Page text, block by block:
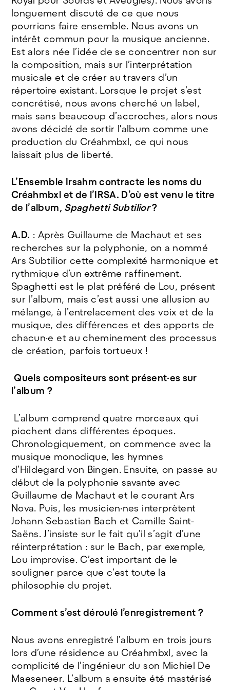
longuement discuté de ce que nous
pourrions faire ensemble. Nous avons un
intérêt commun pour la musique ancienne.
Est alors née l’idée de se concentrer non sur
la composition, mais sur l’interprétation
musicale et de créer au travers d’un
répertoire existant. Lorsque le projet s’est
concrétisé, nous avons cherché un label,
mais sans beaucoup d’accroches, alors nous
avons décidé de sortir l'album comme une
production du Créahmbxl, ce qui nous
laissait plus de liberté.
L’Ensemble Irsahm contracte les noms du
Créahmbxl et de l’IRSA. D’où est venu le titre
de l’album, Spaghetti Subtilior?
A.D. : Après Guillaume de Machaut et ses
recherches sur la polyphonie, on a nommé
Ars Subtilior cette complexité harmonique et
rythmique d’un extrême raffinement.
Spaghetti est le plat préféré de Lou, présent
sur l’album, mais c’est aussi une allusion au
mélange, à l’entrelacement des voix et de la
musique, des différences et des apports de
chacun·e et au cheminement des processus
de création, parfois tortueux !
Quels compositeurs sont présent·es sur
l’album ?
L’album comprend quatre morceaux qui
piochent dans différentes époques.
Chronologiquement, on commence avec la
musique monodique, les hymnes
d’Hildegard von Bingen. Ensuite, on passe au
début de la polyphonie savante avec
Guillaume de Machaut et le courant Ars
Nova. Puis, les musicien·nes interprètent
Johann Sebastian Bach et Camille Saint-
Saëns. J’insiste sur le fait qu’il s’agit d’une
réinterprétation : sur le Bach, par exemple,
Lou improvise. C’est important de le
souligner parce que c’est toute la
philosophie du projet.
Comment s’est déroulé l’enregistrement ?
Nous avons enregistré l’album en trois jours
lors d’une résidence au Créahmbxl, avec la
complicité de l’ingénieur du son Michiel De
Maeseneer. L’album a ensuite été mastérisé